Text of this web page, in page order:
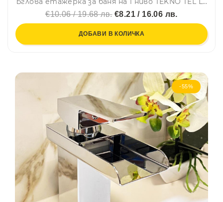
€10.06 / 19.68 лв.€8.21 / 16.06 лв.
ДОБАВИ В КОЛИЧКА
-55%